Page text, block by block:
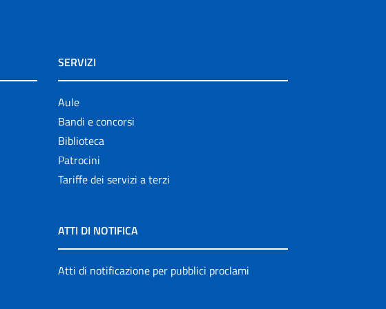
SERVIZI
Aule
Bandi e concorsi
Biblioteca
Patrocini
Tariffe dei servizi a terzi
ATTI DI NOTIFICA
Atti di notificazione per pubblici proclami